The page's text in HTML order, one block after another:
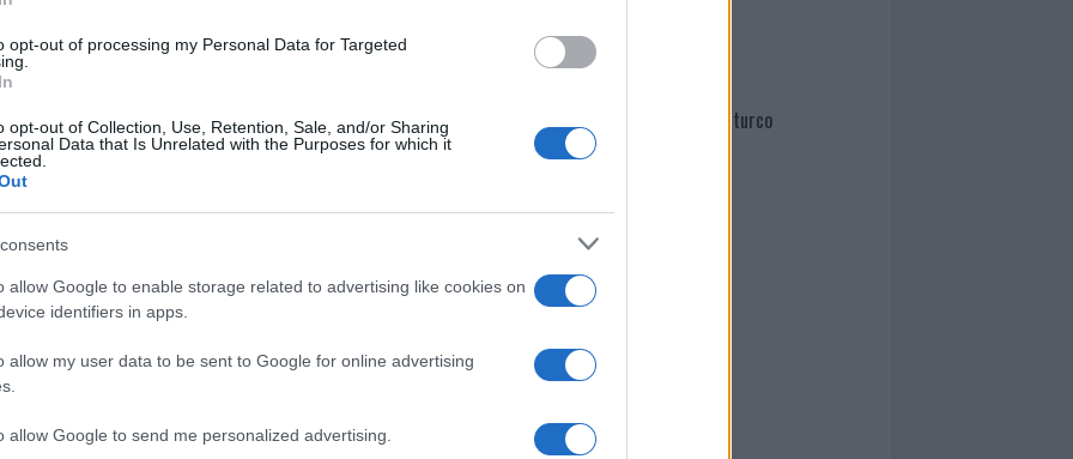
opt-out of processing my Personal Data for Targeted
opt-out of Collection, Use, Retention, Sale, and/or Sharing
Data that Is Unrelated with the Purposes for which it
allow Google to enable storage related to advertising like cookies on
identifiers in apps.
allow my user data to be sent to Google for online advertising
allow Google to send me personalized advertising.
Martina Agostina Diturco
I nostri cari
I nostri cari